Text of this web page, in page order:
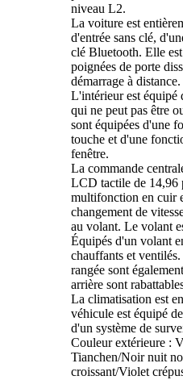
niveau L2.
La voiture est
d'entrée sans clé,
clé Bluetooth. Elle
poignées de porte
démarrage à distance.
L'intérieur est équipé
qui ne peut pas être
sont équipées d'une
touche et d'une
fenêtre.
La commande
LCD tactile de 14,96
multifonction en cuir
changement de
au volant. Le volant
Équipés d'un volant
chauffants et
rangée sont
arrière sont
La climatisation est
véhicule est équipé
d'un système de
Couleur extérieure :
Tianchen/Noir nuit
croissant/Violet